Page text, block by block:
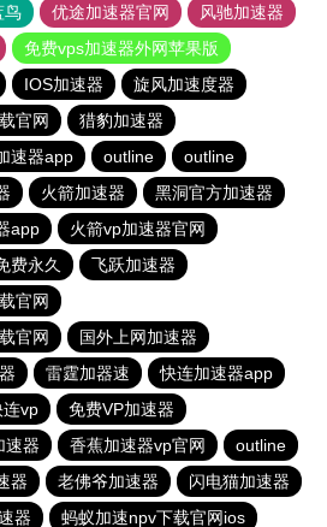
鸟 优途加速器官网
风驰加速器
免费vps加速器外网苹果版
IOS加速器
旋风加速度器
官网
猎豹加速器
速器app outline
outline
火箭加速器
黑洞官方加速器
app
火箭vp加速器官网
费永久
飞跃加速器
官网
官网
国外上网加速器
雷霆加器速
快连加速器app
连vp
免费VP加速器
速器 香蕉加速器vp官网
outline
器 老佛爷加速器
闪电猫加速器
器 蚂蚁加速npv下载官网ios